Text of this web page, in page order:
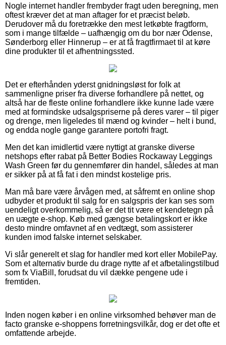
Nogle internet handler frembyder fragt uden beregning, men
oftest kræver det at man aftager for et præcist beløb.
Derudover må du foretrække den mest letkøbte fragtform,
som i mange tilfælde – uafhængig om du bor nær Odense,
Sønderborg eller Hinnerup – er at få fragtfirmaet til at køre
dine produkter til et afhentningssted.
Det er efterhånden yderst gnidningsløst for folk at
sammenligne priser fra diverse forhandlere på nettet, og
altså har de fleste online forhandlere ikke kunne lade være
med at formindske udsalgspriserne på deres varer – til piger
og drenge, men ligeledes til mænd og kvinder – helt i bund,
og endda nogle gange garantere portofri fragt.
Men det kan imidlertid være nyttigt at granske diverse
netshops efter rabat på Better Bodies Rockaway Leggings
Wash Green før du gennemfører din handel, således at man
er sikker på at få fat i den mindst kostelige pris.
Man må bare være årvågen med, at såfremt en online shop
udbyder et produkt til salg for en salgspris der kan ses som
uendeligt overkommelig, så er det tit være et kendetegn på
en uægte e-shop. Køb med gængse betalingskort er ikke
desto mindre omfavnet af en vedtægt, som assisterer
kunden imod falske internet selskaber.
Vi slår generelt et slag for handler med kort eller MobilePay.
Som et alternativ burde du drage nytte af et afbetalingstilbud
som fx ViaBill, forudsat du vil dække pengene ude i
fremtiden.
Inden nogen køber i en online virksomhed behøver man de
facto granske e-shoppens forretningsvilkår, dog er det ofte et
omfattende arbejde.